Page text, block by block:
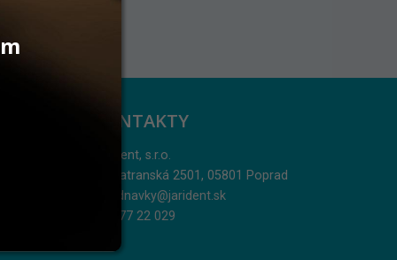
KONTAKTY
Jarident, s.r.o.
Podtatranská 2501, 05801 Poprad
objednavky@jarident.sk
052/77 22 029